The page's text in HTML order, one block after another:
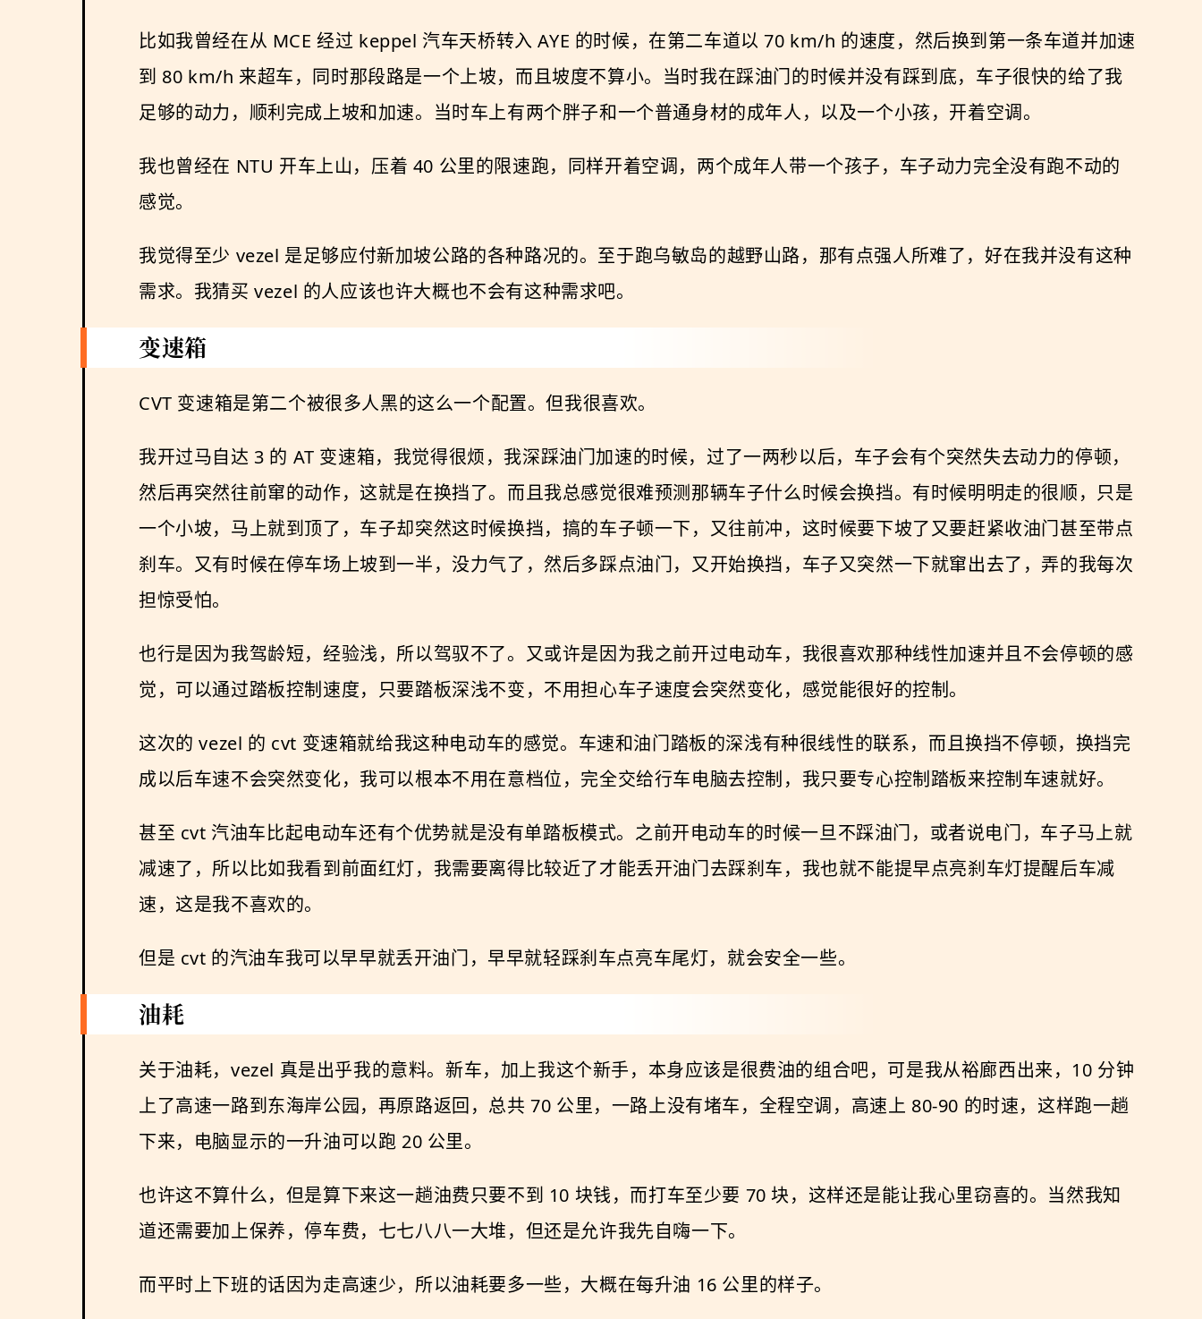
比如我曾经在从 MCE 经过 keppel 汽车天桥转入 AYE 的时候，在第二车道以 70 km/h 的速度，然后换到第一条车道并加速
到 80 km/h 来超车，同时那段路是一个上坡，而且坡度不算小。当时我在踩油门的时候并没有踩到底，车子很快的给了我
足够的动力，顺利完成上坡和加速。当时车上有两个胖子和一个普通身材的成年人，以及一个小孩，开着空调。
我也曾经在 NTU 开车上山，压着 40 公里的限速跑，同样开着空调，两个成年人带一个孩子，车子动力完全没有跑不动的
感觉。
我觉得至少 vezel 是足够应付新加坡公路的各种路况的。至于跑乌敏岛的越野山路，那有点强人所难了，好在我并没有这种
需求。我猜买 vezel 的人应该也许大概也不会有这种需求吧。
变速箱
CVT 变速箱是第二个被很多人黑的这么一个配置。但我很喜欢。
我开过马自达 3 的 AT 变速箱，我觉得很烦，我深踩油门加速的时候，过了一两秒以后，车子会有个突然失去动力的停顿，
然后再突然往前窜的动作，这就是在换挡了。而且我总感觉很难预测那辆车子什么时候会换挡。有时候明明走的很顺，只是
一个小坡，马上就到顶了，车子却突然这时候换挡，搞的车子顿一下，又往前冲，这时候要下坡了又要赶紧收油门甚至带点
刹车。又有时候在停车场上坡到一半，没力气了，然后多踩点油门，又开始换挡，车子又突然一下就窜出去了，弄的我每次
担惊受怕。
也行是因为我驾龄短，经验浅，所以驾驭不了。又或许是因为我之前开过电动车，我很喜欢那种线性加速并且不会停顿的感
觉，可以通过踏板控制速度，只要踏板深浅不变，不用担心车子速度会突然变化，感觉能很好的控制。
这次的 vezel 的 cvt 变速箱就给我这种电动车的感觉。车速和油门踏板的深浅有种很线性的联系，而且换挡不停顿，换挡完
成以后车速不会突然变化，我可以根本不用在意档位，完全交给行车电脑去控制，我只要专心控制踏板来控制车速就好。
甚至 cvt 汽油车比起电动车还有个优势就是没有单踏板模式。之前开电动车的时候一旦不踩油门，或者说电门，车子马上就
减速了，所以比如我看到前面红灯，我需要离得比较近了才能丢开油门去踩刹车，我也就不能提早点亮刹车灯提醒后车减
速，这是我不喜欢的。
但是 cvt 的汽油车我可以早早就丢开油门，早早就轻踩刹车点亮车尾灯，就会安全一些。
油耗
关于油耗，vezel 真是出乎我的意料。新车，加上我这个新手，本身应该是很费油的组合吧，可是我从裕廊西出来，10 分钟
上了高速一路到东海岸公园，再原路返回，总共 70 公里，一路上没有堵车，全程空调，高速上 80-90 的时速，这样跑一趟
下来，电脑显示的一升油可以跑 20 公里。
也许这不算什么，但是算下来这一趟油费只要不到 10 块钱，而打车至少要 70 块，这样还是能让我心里窃喜的。当然我知
道还需要加上保养，停车费，七七八八一大堆，但还是允许我先自嗨一下。
而平时上下班的话因为走高速少，所以油耗要多一些，大概在每升油 16 公里的样子。